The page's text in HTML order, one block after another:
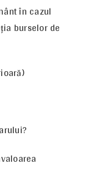
în cazul
burselor de